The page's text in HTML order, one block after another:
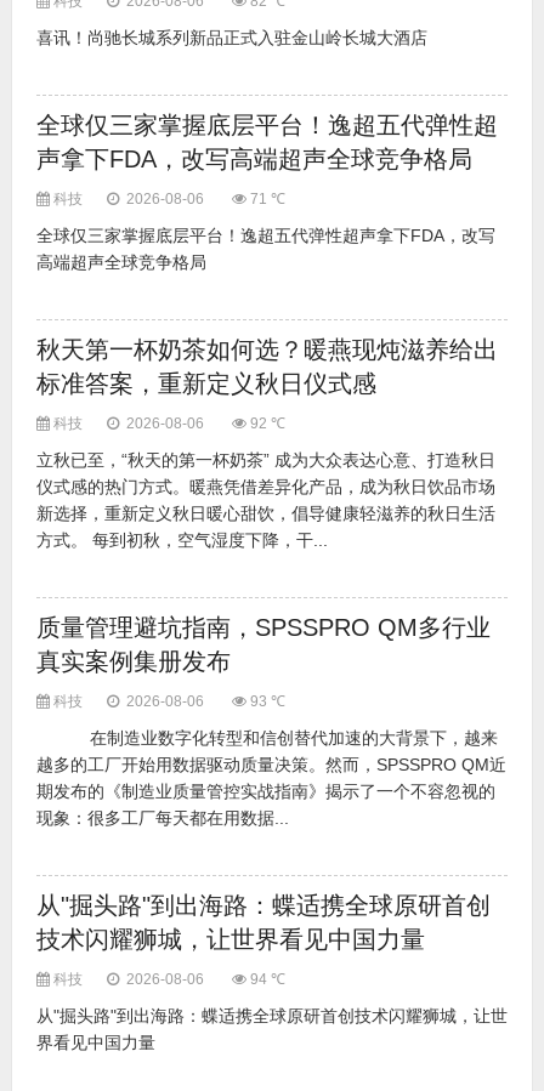
喜讯！尚驰长城系列新品正式入驻金山岭长城大酒店
全球仅三家掌握底层平台！逸超五代弹性超
声拿下FDA，改写高端超声全球竞争格局
科技 2026-08-06 71 ℃
全球仅三家掌握底层平台！逸超五代弹性超声拿下FDA，改写
高端超声全球竞争格局
秋天第一杯奶茶如何选？暖燕现炖滋养给出
标准答案，重新定义秋日仪式感
科技 2026-08-06 92 ℃
立秋已至，“秋天的第一杯奶茶” 成为大众表达心意、打造秋日
仪式感的热门方式。暖燕凭借差异化产品，成为秋日饮品市场
新选择，重新定义秋日暖心甜饮，倡导健康轻滋养的秋日生活
方式。 每到初秋，空气湿度下降，干...
质量管理避坑指南，SPSSPRO QM多行业
真实案例集册发布
科技 2026-08-06 93 ℃
​在制造业数字化转型和信创替代加速的大背景下，越来
越多的工厂开始用数据驱动质量决策。然而，SPSSPRO QM近
期发布的《制造业质量管控实战指南》揭示了一个不容忽视的
现象：很多工厂每天都在用数据...
从"掘头路"到出海路：蝶适携全球原研首创
技术闪耀狮城，让世界看见中国力量
科技 2026-08-06 94 ℃
从"掘头路"到出海路：蝶适携全球原研首创技术闪耀狮城，让世
界看见中国力量